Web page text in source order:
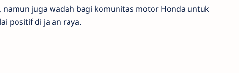
namun juga wadah bagi komunitas motor Honda untuk
positif di jalan raya.